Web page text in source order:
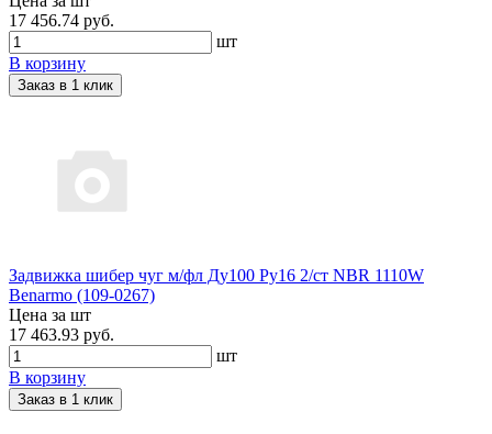
17 456.74 руб.
шт
В корзину
Заказ в 1 клик
Задвижка шибер чуг м/фл Ду100 Ру16 2/ст NBR 1110W
Benarmo (109-0267)
Цена за шт
17 463.93 руб.
шт
В корзину
Заказ в 1 клик